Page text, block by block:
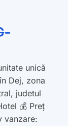
unică
Dej, zona
judetul
💰 Preț
vanzare: